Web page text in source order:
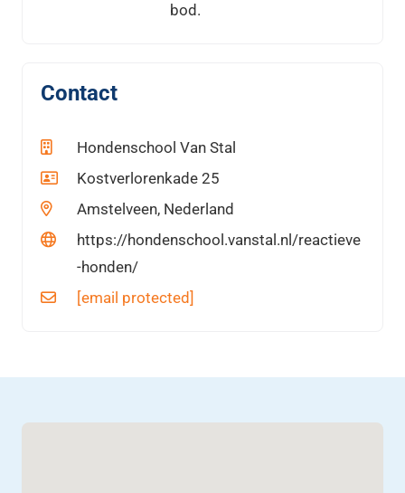
bod.
Contact
Hondenschool Van Stal
Kostverlorenkade 25
Amstelveen, Nederland
https://hondenschool.vanstal.nl/reactieve
-honden/
[email protected]